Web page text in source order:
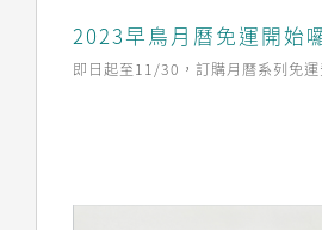
2023早鳥月曆免運開始
即日起至11/30，訂購月曆系列免